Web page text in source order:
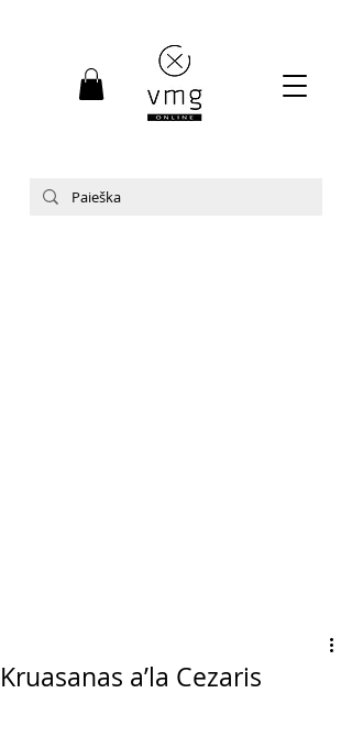
Kruasanas a’la Cezaris